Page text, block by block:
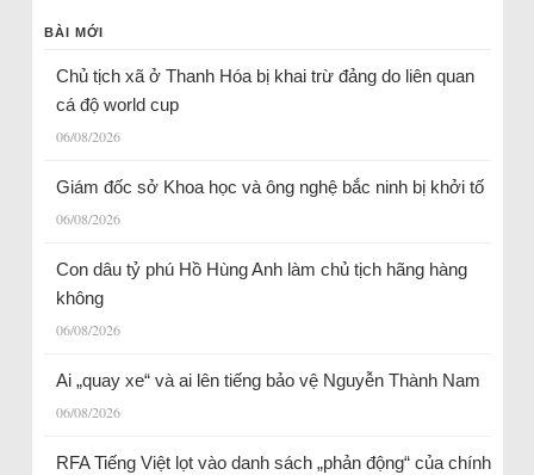
BÀI MỚI
Chủ tịch xã ở Thanh Hóa bị khai trừ đảng do liên quan
cá độ world cup
06/08/2026
Giám đốc sở Khoa học và ông nghệ bắc ninh bị khởi tố
06/08/2026
Con dâu tỷ phú Hồ Hùng Anh làm chủ tịch hãng hàng
không
06/08/2026
Ai „quay xe“ và ai lên tiếng bảo vệ Nguyễn Thành Nam
06/08/2026
RFA Tiếng Việt lọt vào danh sách „phản động“ của chính